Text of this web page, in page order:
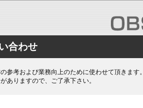
合わせ
参考および業務向上のために使わせて頂きます。
ありますので、ご了承下さい。